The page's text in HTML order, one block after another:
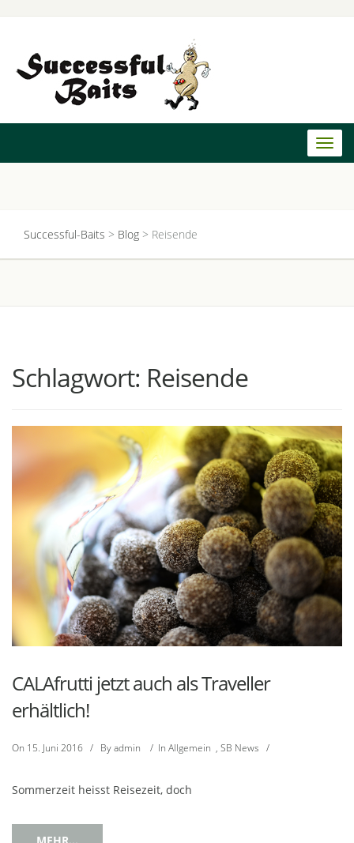
Successful-Baits > Blog > Reisende
Schlagwort: Reisende
CALAfrutti jetzt auch als Traveller
erhältlich!
On 15. Juni 2016 / Byadmin / In Allgemein , SB News /
Sommerzeit heisst Reisezeit, doch